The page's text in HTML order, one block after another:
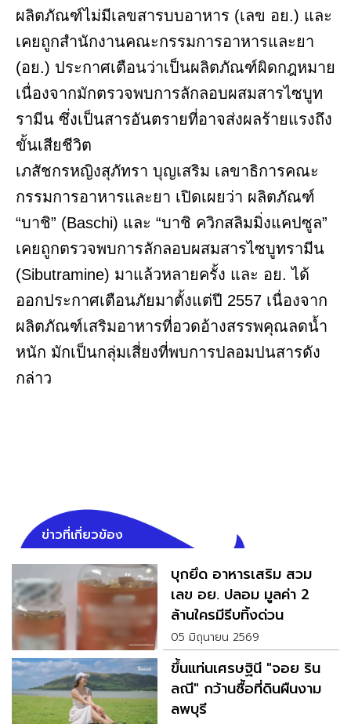
ผลิตภัณฑ์ไม่มีเลขสารบบอาหาร (เลข อย.) และ
เคยถูกสำนักงานคณะกรรมการอาหารและยา
(อย.) ประกาศเตือนว่าเป็นผลิตภัณฑ์ผิดกฎหมาย
เนื่องจากมักตรวจพบการลักลอบผสมสารไซบูท
รามีน ซึ่งเป็นสารอันตรายที่อาจส่งผลร้ายแรงถึง
ขั้นเสียชีวิต
เภสัชกรหญิงสุภัทรา บุญเสริม เลขาธิการคณะ
กรรมการอาหารและยา เปิดเผยว่า ผลิตภัณฑ์
“บาชิ” (Baschi) และ “บาชิ ควิกสลิมมิ่งแคปซูล”
เคยถูกตรวจพบการลักลอบผสมสารไซบูทรามีน
(Sibutramine) มาแล้วหลายครั้ง และ อย. ได้
ออกประกาศเตือนภัยมาตั้งแต่ปี 2557 เนื่องจาก
ผลิตภัณฑ์เสริมอาหารที่อวดอ้างสรรพคุณลดน้ำ
หนัก มักเป็นกลุ่มเสี่ยงที่พบการปลอมปนสารดัง
กล่าว
ข่าวที่เกี่ยวข้อง
บุกยึด อาหารเสริม สวม
เลข อย. ปลอม มูลค่า 2
ล้านใครมีรีบทิ้งด่วน
05 มิถุนายน 2569
ขึ้นแท่นเศรษฐินี "จอย ริน
ลณี" กว้านซื้อที่ดินผืนงาม
ลพบุรี